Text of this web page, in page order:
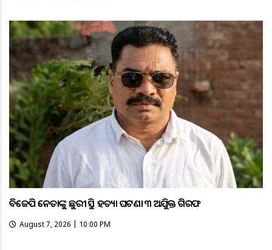
ବିଜେପି ନେତାଙ୍କୁ ଛୁରୀ ଭୁସି ହତ୍ୟା ଘଟଣା ୩ ଅଭିଯୁକ୍ତ ଗିରଫ
August 7, 2026 | 10:00 PM